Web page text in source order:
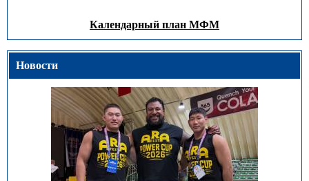
Календарный план МФМ
Новости